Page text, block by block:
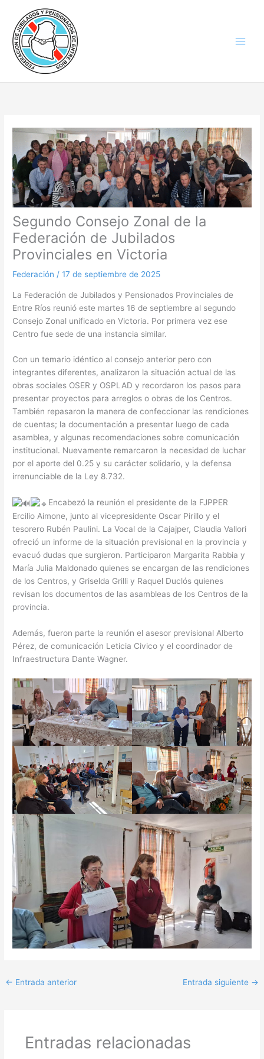
contenido
Segundo Consejo Zonal de la
Federación de Jubilados
Provinciales en Victoria
Federación /17 de septiembre de 2025
La Federación de Jubilados y Pensionados Provinciales de
Entre Ríos reunió este martes 16 de septiembre al segundo
Consejo Zonal unificado en Victoria. Por primera vez ese
Centro fue sede de una instancia similar.
Con un temario idéntico al consejo anterior pero con
integrantes diferentes, analizaron la situación actual de las
obras sociales OSER y OSPLAD y recordaron los pasos para
presentar proyectos para arreglos o obras de los Centros.
También repasaron la manera de confeccionar las rendiciones
de cuentas; la documentación a presentar luego de cada
asamblea, y algunas recomendaciones sobre comunicación
institucional. Nuevamente remarcaron la necesidad de luchar
por el aporte del 0.25 y su carácter solidario, y la defensa
irrenunciable de la Ley 8.732.
Encabezó la reunión el presidente de la FJPPER
Ercilio Aimone, junto al vicepresidente Oscar Pirillo y el
tesorero Rubén Paulini. La Vocal de la Cajajper, Claudia Vallori
ofreció un informe de la situación previsional en la provincia y
evacuó dudas que surgieron. Participaron Margarita Rabbia y
María Julia Maldonado quienes se encargan de las rendiciones
de los Centros, y Griselda Grilli y Raquel Duclós quienes
revisan los documentos de las asambleas de los Centros de la
provincia.
Además, fueron parte la reunión el asesor previsional Alberto
Pérez, de comunicación Leticia Civico y el coordinador de
Infraestructura Dante Wagner.
← Entrada anterior Entrada siguiente →
Entradas relacionadas